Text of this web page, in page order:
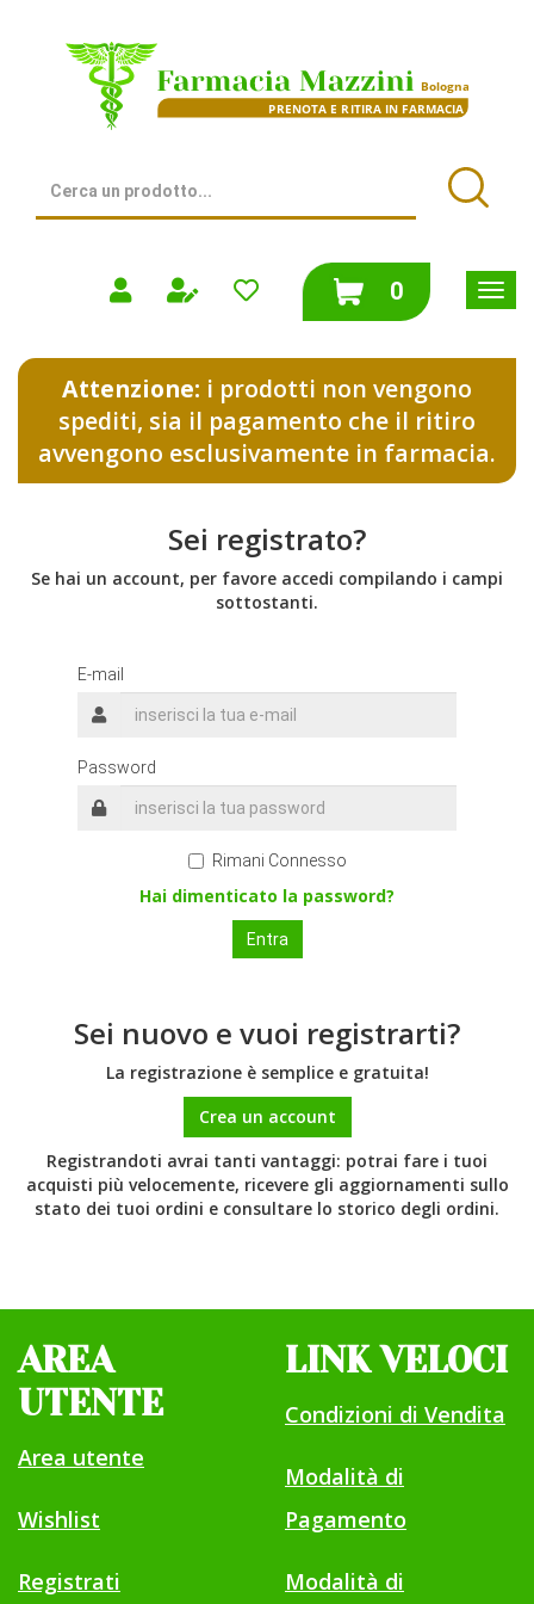
contenuto
Farmacia
Prodotto
0prodotti
inseriti
Attenzione: i prodotti non vengono
spediti, sia il pagamento che il ritiro
avvengono esclusivamente in farmacia.
Sei registrato?
Se hai un account, per favore accedi compilando i campi
sottostanti.
E-mail
Password
Rimani Connesso
Hai dimenticato la password?
Sei nuovo e vuoi registrarti?
La registrazione è semplice e gratuita!
Crea un account
Registrandoti avrai tanti vantaggi: potrai fare i tuoi
acquisti più velocemente, ricevere gli aggiornamenti sullo
stato dei tuoi ordini e consultare lo storico degli ordini.
AREA
UTENTE
Area utente
Wishlist
Registrati
LINK VELOCI
Condizioni di Vendita
Modalità di
Pagamento
Modalità di